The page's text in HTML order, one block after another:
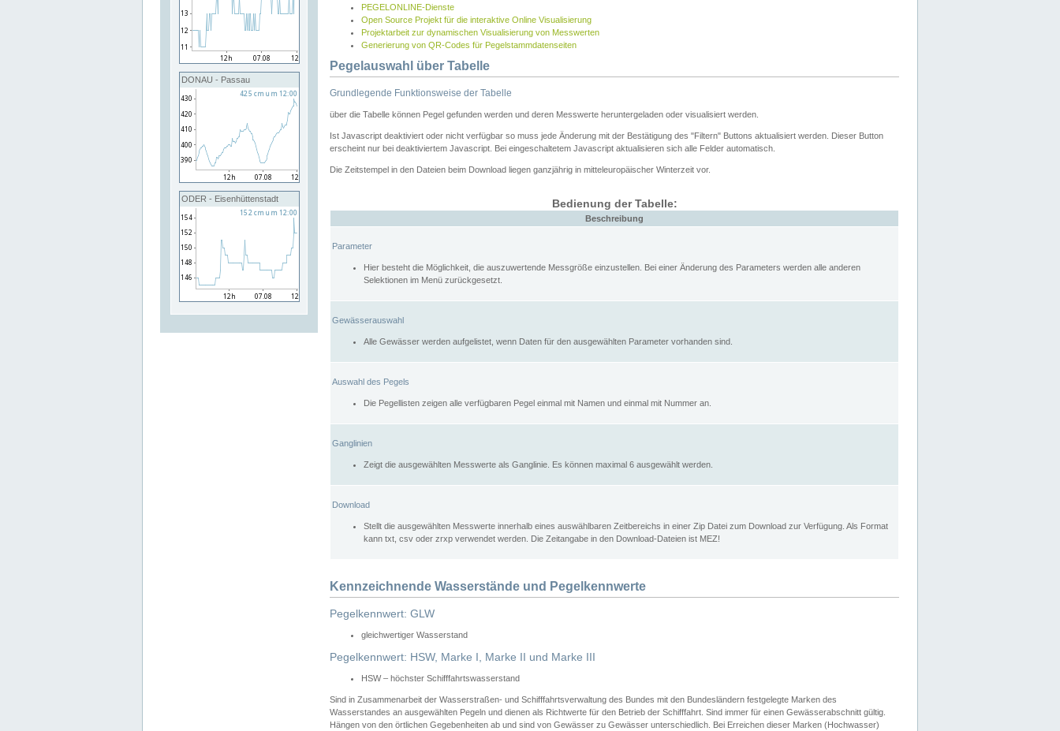
DONAU - Passau
ODER - Eisenhüttenstadt
PEGELONLINE-Dienste
Open Source Projekt für die interaktive Online Visualisierung
Projektarbeit zur dynamischen Visualisierung von Messwerten
Generierung von QR-Codes für Pegelstammdatenseiten
Pegelauswahl über Tabelle
Grundlegende Funktionsweise der Tabelle
über die Tabelle können Pegel gefunden werden und deren Messwerte heruntergeladen oder visualisiert werden.
Ist Javascript deaktiviert oder nicht verfügbar so muss jede Änderung mit der Bestätigung des "Filtern" Buttons aktualisiert werden. Dieser Button
erscheint nur bei deaktiviertem Javascript. Bei eingeschaltetem Javascript aktualisieren sich alle Felder automatisch.
Die Zeitstempel in den Dateien beim Download liegen ganzjährig in mitteleuropäischer Winterzeit vor.
Bedienung der Tabelle:
Beschreibung
Parameter
Hier besteht die Möglichkeit, die auszuwertende Messgröße einzustellen. Bei einer Änderung des Parameters werden alle anderen
Selektionen im Menü zurückgesetzt.
Gewässerauswahl
Alle Gewässer werden aufgelistet, wenn Daten für den ausgewählten Parameter vorhanden sind.
Auswahl des Pegels
Die Pegellisten zeigen alle verfügbaren Pegel einmal mit Namen und einmal mit Nummer an.
Ganglinien
Zeigt die ausgewählten Messwerte als Ganglinie. Es können maximal 6 ausgewählt werden.
Download
Stellt die ausgewählten Messwerte innerhalb eines auswählbaren Zeitbereichs in einer Zip Datei zum Download zur Verfügung. Als Format
kann txt, csv oder zrxp verwendet werden. Die Zeitangabe in den Download-Dateien ist MEZ!
Kennzeichnende Wasserstände und Pegelkennwerte
Pegelkennwert: GLW
gleichwertiger Wasserstand
Pegelkennwert: HSW, Marke I, Marke II und Marke III
HSW – höchster Schifffahrtswasserstand
Sind in Zusammenarbeit der Wasserstraßen- und Schifffahrtsverwaltung des Bundes mit den Bundesländern festgelegte Marken des
Wasserstandes an ausgewählten Pegeln und dienen als Richtwerte für den Betrieb der Schifffahrt. Sind immer für einen Gewässerabschnitt gültig.
Hängen von den örtlichen Gegebenheiten ab und sind von Gewässer zu Gewässer unterschiedlich. Bei Erreichen dieser Marken (Hochwasser)